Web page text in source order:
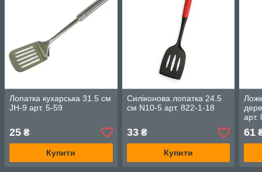
Лопатка кухарська 31.5 см
JH-9 арт. 5-59
25 ₴
Купити
Силіконова лопатка 24.5
см N10-5 арт. 822-1-18
33₴
Купити
арт.
61